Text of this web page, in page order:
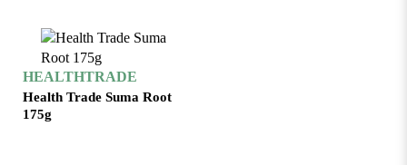
HEALTHTRADE
Health Trade Suma Root
175g